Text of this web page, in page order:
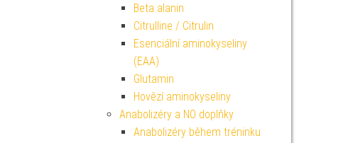
Beta alanin
Citrulline / Citrulin
Esenciální aminokyseliny
(EAA)
Glutamin
Hovězí aminokyseliny
Anabolizéry a NO doplňky
Anabolizéry během tréninku